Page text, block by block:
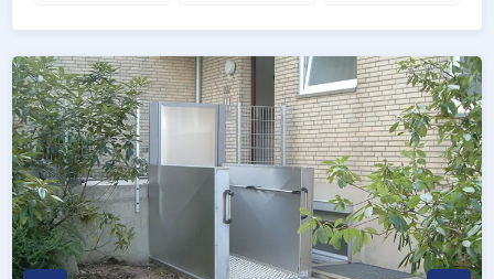
Wetterfester Plattformlift außen in Harth-Pöllnitz
Rollstuhl-Plattformlift in Harth-Pöllnitz Großebersdorf